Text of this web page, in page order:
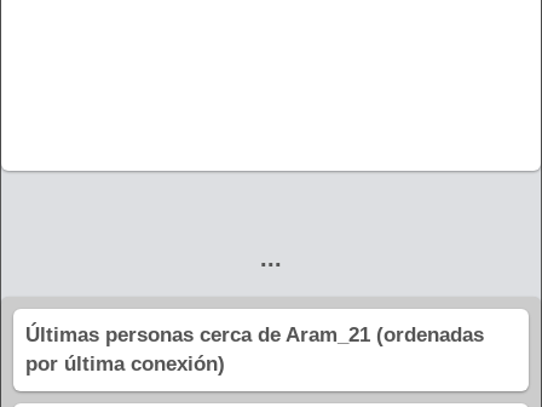
...
Últimas personas cerca de Aram_21 (ordenadas
por última conexión)